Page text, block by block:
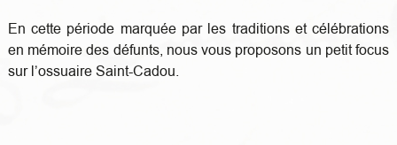
En cette période marquée par les traditions et célébrations
en mémoire des défunts, nous vous proposons un petit focus
sur l’ossuaire Saint-Cadou.